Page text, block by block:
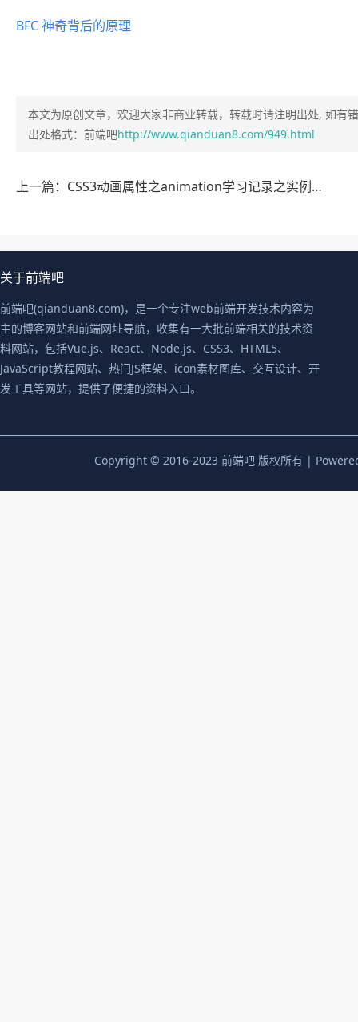
BFC 神奇背后的原理
本文为原创文章，欢迎大家非商业转载，转载时请注明出处, 如有
出处格式：前端吧http://www.qianduan8.com/949.html
上一篇：CSS3动画属性之animation学习记录之实例详解
关于前端吧
前端吧(qianduan8.com)，是一个专注web前端开发技术内容为
主的博客网站和前端网址导航，收集有一大批前端相关的技术资
料网站，包括Vue.js、React、Node.js、CSS3、HTML5、
JavaScript教程网站、热门JS框架、icon素材图库、交互设计、开
发工具等网站，提供了便捷的资料入口。
Copyright © 2016-2023 前端吧 版权所有 |